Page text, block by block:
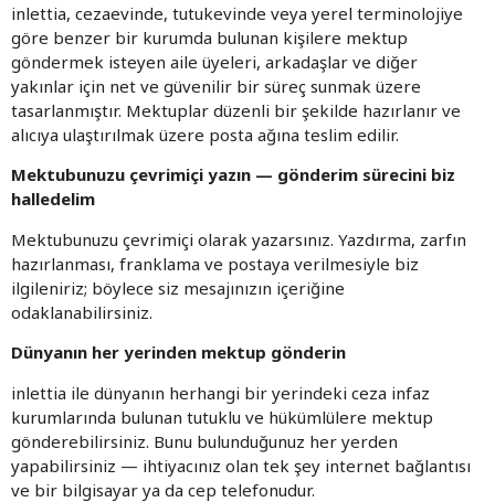
inlettia, cezaevinde, tutukevinde veya yerel terminolojiye
göre benzer bir kurumda bulunan kişilere mektup
göndermek isteyen aile üyeleri, arkadaşlar ve diğer
yakınlar için net ve güvenilir bir süreç sunmak üzere
tasarlanmıştır. Mektuplar düzenli bir şekilde hazırlanır ve
alıcıya ulaştırılmak üzere posta ağına teslim edilir.
Mektubunuzu çevrimiçi yazın — gönderim sürecini biz
halledelim
Mektubunuzu çevrimiçi olarak yazarsınız. Yazdırma, zarfın
hazırlanması, franklama ve postaya verilmesiyle biz
ilgileniriz; böylece siz mesajınızın içeriğine
odaklanabilirsiniz.
Dünyanın her yerinden mektup gönderin
inlettia ile dünyanın herhangi bir yerindeki ceza infaz
kurumlarında bulunan tutuklu ve hükümlülere mektup
gönderebilirsiniz. Bunu bulunduğunuz her yerden
yapabilirsiniz — ihtiyacınız olan tek şey internet bağlantısı
ve bir bilgisayar ya da cep telefonudur.